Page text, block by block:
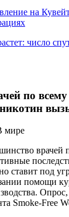
на
число
по
мире
ставит под
помощи
Smoke-Free